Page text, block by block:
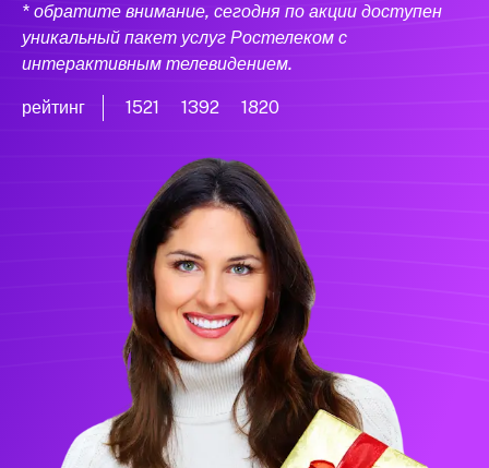
* обратите внимание, сегодня по акции доступен
уникальный пакет услуг Ростелеком с
интерактивным телевидением.
рейтинг 1521 1392 1820